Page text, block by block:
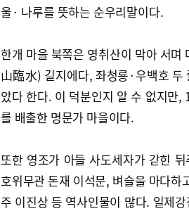
울· 나루를 뜻하는 순우리말이다.
한개 마을 북쪽은 영취산이 막아 서
山臨水) 길지에다, 좌청룡·우백호 두
았다 한다. 이 덕분인지 알 수 없지만
를 배출한 명문가 마을이다.
또한 영조가 아들 사도세자가 갇힌
호위무관 돈재 이석문, 벼슬을 마다하
주 이진상 등 역사인물이 많다. 일제